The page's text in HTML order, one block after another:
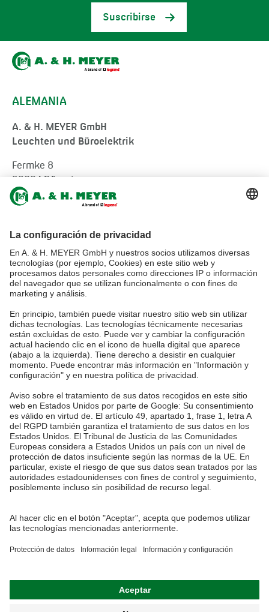
Suscribirse
ALEMANIA
A. & H. MEYER GmbH
Leuchten und Büroelektrik
Fermke 8
32694 Dörentrup
Germany
info@ah-meyer.de
MALASIA
A. & H. MEYER Sdn. Bhd.
528797-M
No. 3, Jalan Astaka U8/84
Section U8, Bukit Jelutong
40150 Shah Alam, Selangor
Malaysia
tel.:+60 3 7845 7277
sales@ah-meyer.com.my
Formulario de contacto
Información legal